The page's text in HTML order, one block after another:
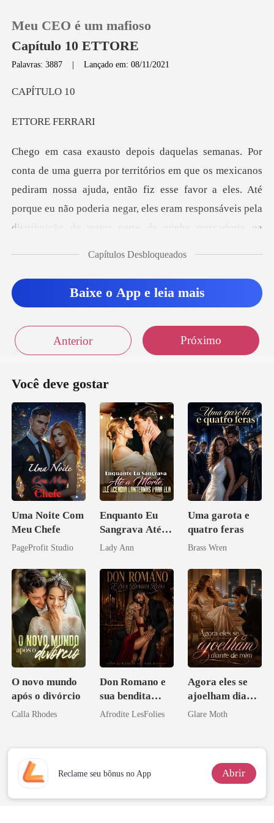
Loja
Meu CEO é um mafioso
Capítulo 10 ETTORE
Palavras: 3887 |Lançado em: 08/11/2021
ÍTU
RE F
pediram nossa ajuda, então fiz esse favor a eles. Até
porque eu não poderia negar, eles eram responsáveis p
Capítulos Desbloqueados
Baixe o App e leia mais
Anterior Próximo
Você deve gostar
Uma Noite Com
Meu Chefe
PageProfit Studio
Enquanto Eu
Sangrava Até a
Morte, Ele
Lanternas Para
Ela
Lady Ann
Uma garota e
quatro feras
Brass Wren
O novo mundo
após o divórcio
Calla Rhodes
Don Romano e
sua bendita
ruína
Afrodite LesFolies
Agora eles se
ajoelham diante
de mim
Glare Moth
Reclame seu bônus no App Abrir